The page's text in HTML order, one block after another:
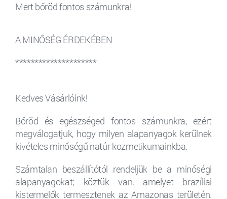
Mert bőröd fontos számunkra!
A MINŐSÉG ÉRDEKÉBEN
*********************
Kedves Vásárlóink!
Bőröd és egészséged fontos számunkra, ezért
megválogatjuk, hogy milyen alapanyagok kerülnek
kivételes minőségű natúr kozmetikumainkba.
Számtalan beszállítótól rendeljük be a minőségi
alapanyagokat; köztük van, amelyet brazíliai
kistermelők termesztenek az Amazonas területén.